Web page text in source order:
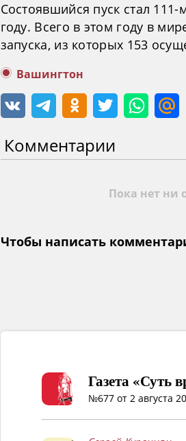
Состоявшийся пуск стал
году. Всего в этом году в
запуска, из которых 153
Вашингтон
Комментарии
Пока нет ни
Чтобы написать
Газета «Суть
№677 от 2 августа